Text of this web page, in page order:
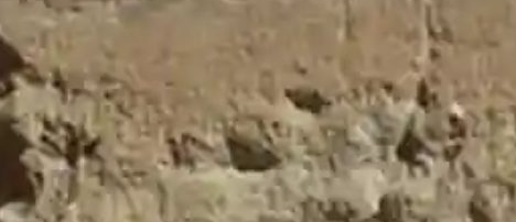
de Últimos Bandos
Incendios Forestales 31 de julio
de 2026